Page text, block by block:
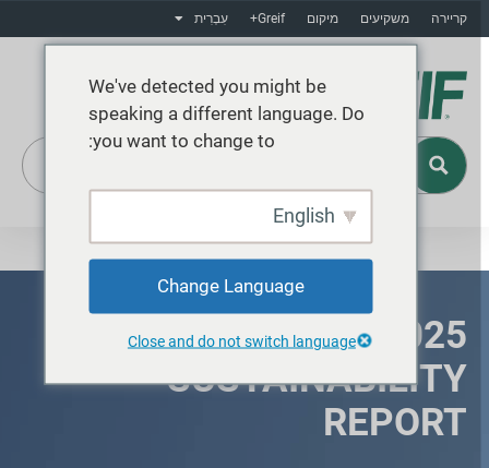
קריירה משקיעים מיקום Greif+ עִבְרִית
OUR 2025
SUSTAINABILITY
REPORT
We've detected you might be
speaking a different language. Do
you want to change to:
English
Change Language
Close and do not switch language